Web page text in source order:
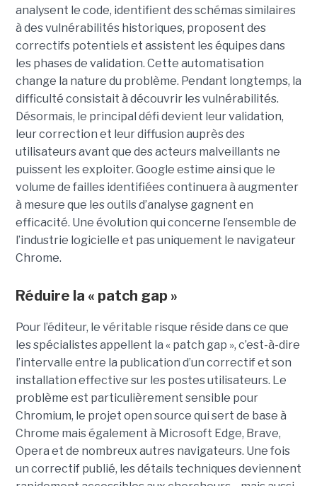
analysent le code, identifient des schémas similaires
à des vulnérabilités historiques, proposent des
correctifs potentiels et assistent les équipes dans
les phases de validation. Cette automatisation
change la nature du problème. Pendant longtemps, la
difficulté consistait à découvrir les vulnérabilités.
Désormais, le principal défi devient leur validation,
leur correction et leur diffusion auprès des
utilisateurs avant que des acteurs malveillants ne
puissent les exploiter. Google estime ainsi que le
volume de failles identifiées continuera à augmenter
à mesure que les outils d’analyse gagnent en
efficacité. Une évolution qui concerne l’ensemble de
l’industrie logicielle et pas uniquement le navigateur
Chrome.
Réduire la « patch gap »
Pour l’éditeur, le véritable risque réside dans ce que
les spécialistes appellent la « patch gap », c’est-à-dire
l’intervalle entre la publication d’un correctif et son
installation effective sur les postes utilisateurs. Le
problème est particulièrement sensible pour
Chromium, le projet open source qui sert de base à
Chrome mais également à Microsoft Edge, Brave,
Opera et de nombreux autres navigateurs. Une fois
un correctif publié, les détails techniques deviennent